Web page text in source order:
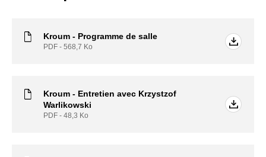
Kroum - Programme de salle
PDF - 568,7 Ko
Kroum - Entretien avec Krzystzof
Warlikowski
PDF - 48,3 Ko